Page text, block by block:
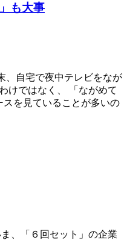
も大事
、自宅で夜中テレビをなが
けではなく、 「ながめて
を見ていることが多いの
、「６回セット」の企業